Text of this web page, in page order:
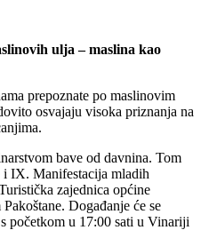
ulja – maslina kao
prepoznate po maslinovim
osvajaju visoka priznanja na
bave od davnina. Tom
i IX. Manifestacija mladih
zajednica općine
Događanje će se
početkom u 17:00 sati u Vinariji